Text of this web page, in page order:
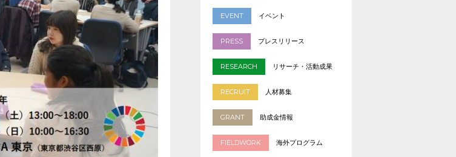
EVENT イベント
PRESS プレスリリース
RESEARCH リサーチ・活動成果
RECRUIT 人材募集
GRANT 助成金情報
FIELDWORK 海外プログラム